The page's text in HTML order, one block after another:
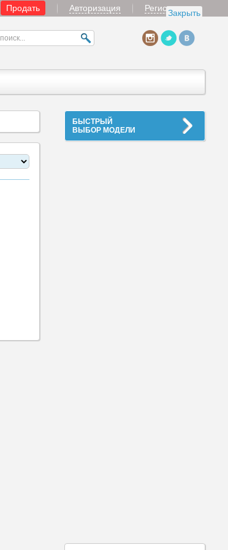
Закрыть
Продать Авторизация Регистрация
БЫСТРЫЙ
ВЫБОР МОДЕЛИ